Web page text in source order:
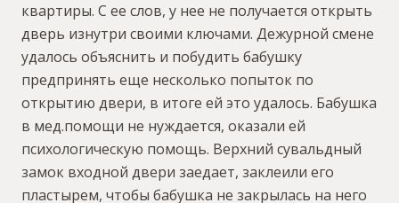
квартиры. С ее слов, у нее не получается открыть
дверь изнутри своими ключами. Дежурной смене
удалось объяснить и побудить бабушку
предпринять еще несколько попыток по
открытию двери, в итоге ей это удалось. Бабушка
в мед.помощи не нуждается, оказали ей
психологическую помощь. Верхний сувальдный
замок входной двери заедает, заклеили его
пластырем, чтобы бабушка не закрылась на него